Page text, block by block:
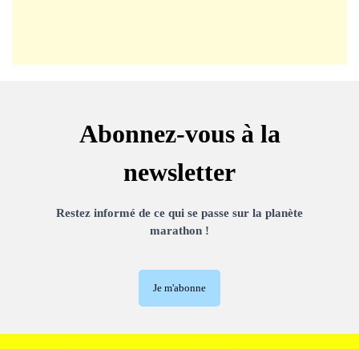
Abonnez-vous à la
newsletter
Restez informé de ce qui se passe sur la planète
marathon !
Je m'abonne